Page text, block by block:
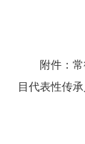
附件：
目代表性传